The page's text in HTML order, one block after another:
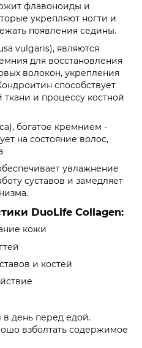
флавоноиды и
укрепляют ногти и
появления седины.
vulgaris), являются
для восстановления
волокон, укрепления
способствует
и процессу костной
богатое кремнием -
на состояние волос,
увлажнение
суставов и замедляет
DuoLife Collagen:
кожи
и костей
в день перед едой.
взболтать содержимое